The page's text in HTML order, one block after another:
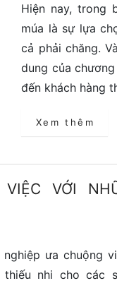
Hiện nay, trong
múa là sự lựa
cả phải chăng.
dung của
đến khách hàng
Xem thêm
VỚI
ưa chuộng
thiếu nhi cho các